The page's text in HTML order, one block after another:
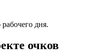
дня.
очков